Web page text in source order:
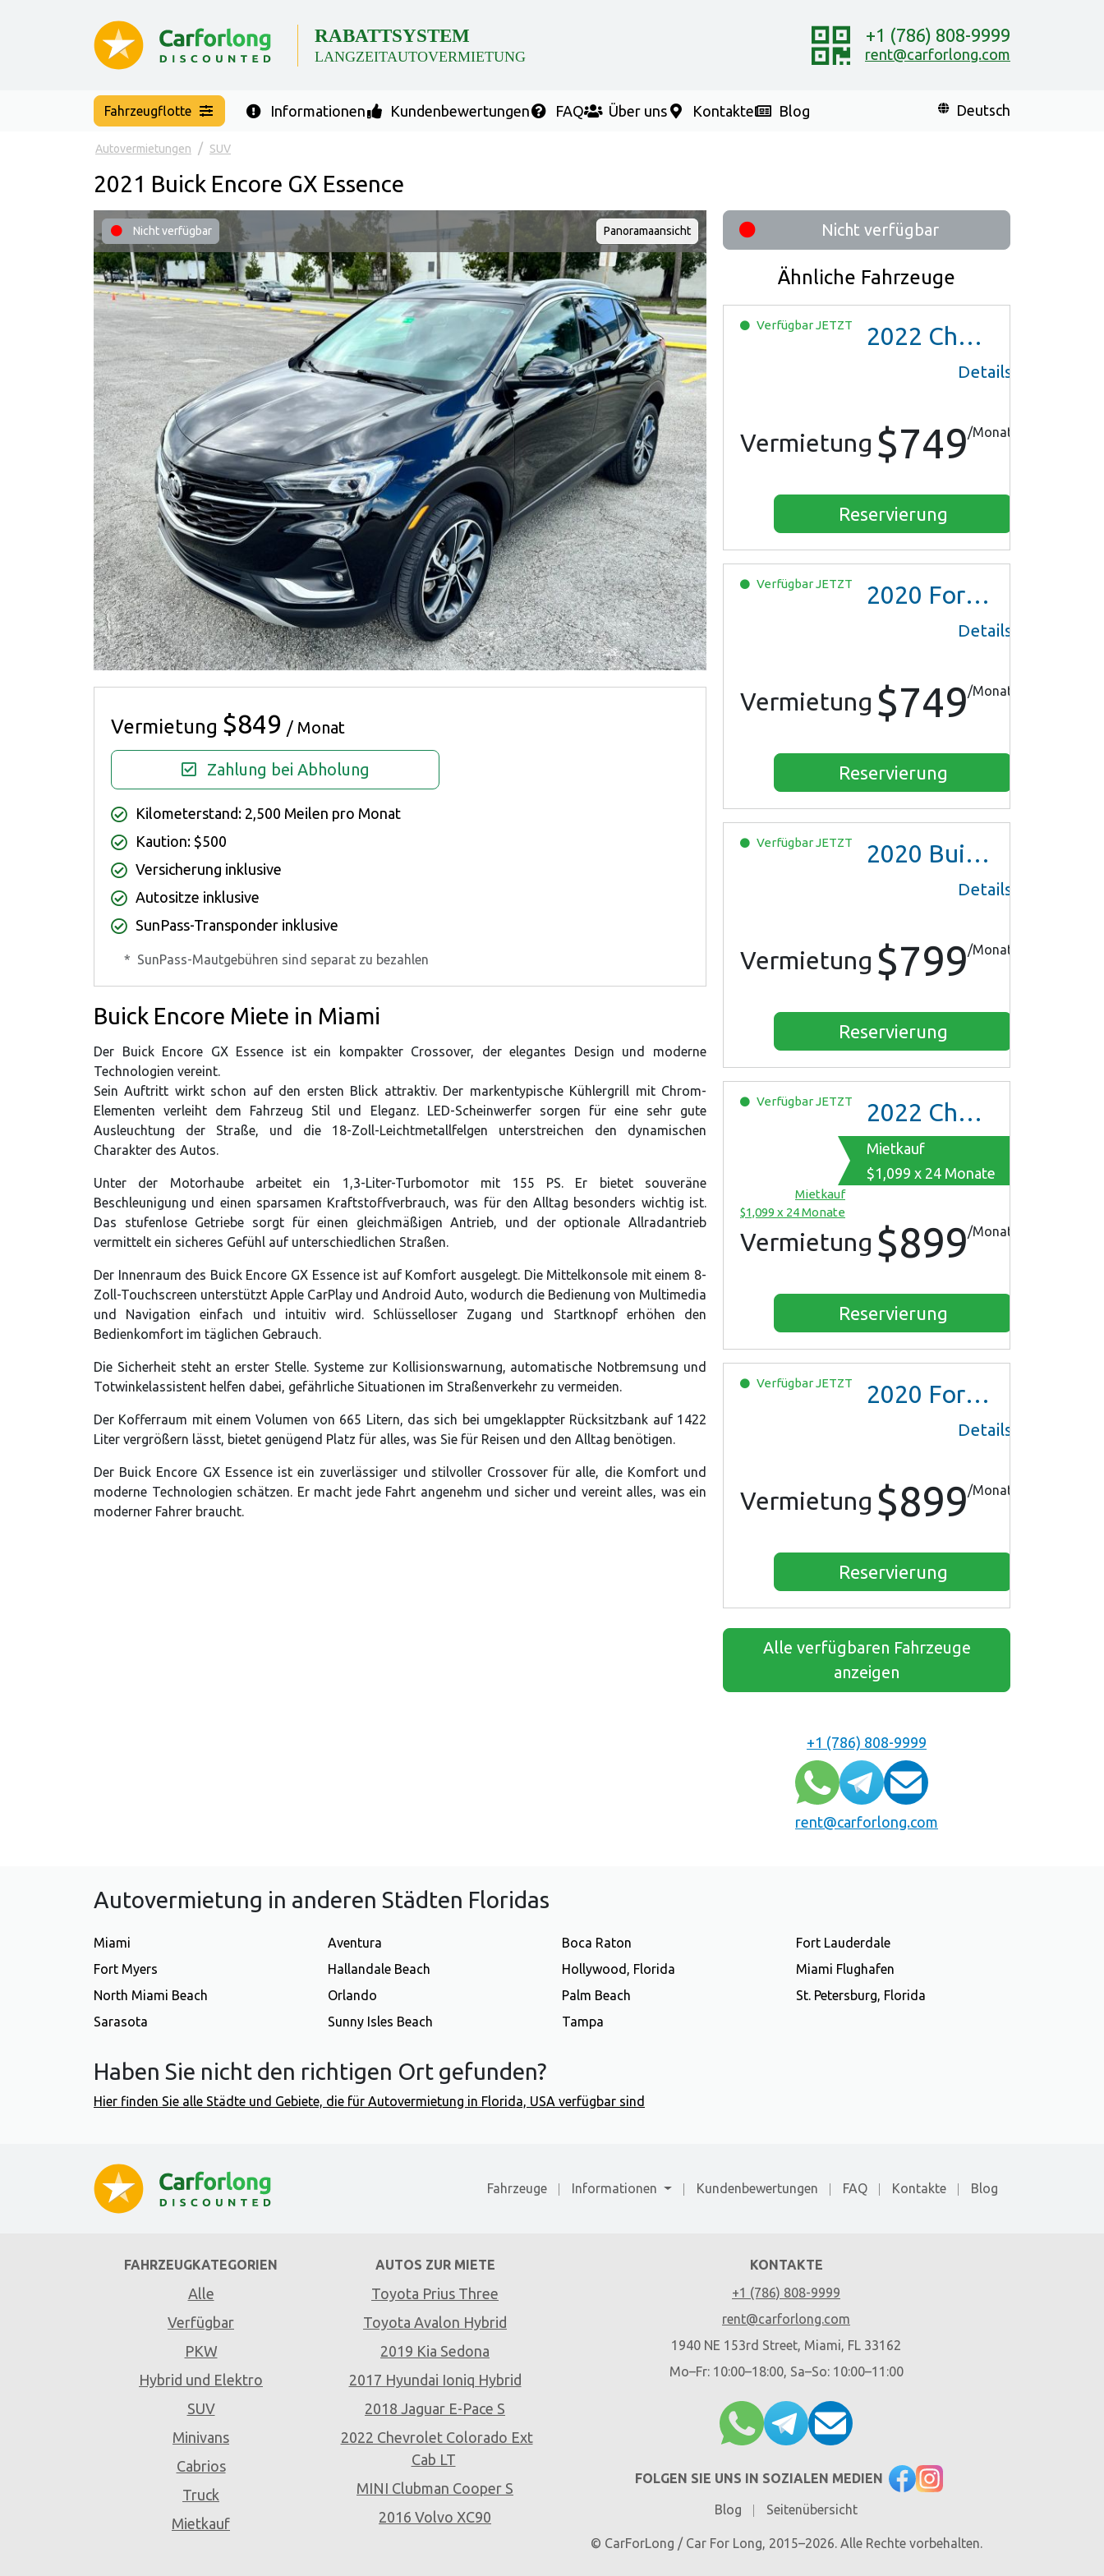
RABATTSYSTEM
LANGZEITAUTOVERMIETUNG
+1 (786) 808-9999
rent@carforlong.com
Fahrzeugflotte Informationen Kundenbewertungen FAQ Über uns Kontakte Blog Deutsch
Autovermietungen SUV
2021 Buick Encore GX Essence
Panoramaansicht
Nicht verfügbar Nicht verfügbar
Ähnliche Fahrzeuge
VerfügbarJETZT 2022 Chevrolet Trax LS
Details
Vermietung $749/Monat
Reservierung
VerfügbarJETZT 2020 Ford EcoSport
Details
Vermietung $749/Monat
Reservierung
VerfügbarJETZT 2020 Buick Encore Preferred
Details
Vermietung $799/Monat
Reservierung
VerfügbarJETZT 2022 Chevrolet Equinox
Mietkauf
$1,099 x 24 Monate
Mietkauf
$1,099 x 24 Monate
Vermietung $899/Monat
Reservierung
VerfügbarJETZT 2020 Ford Escape SE
Details
Vermietung $899/Monat
Reservierung
Alle verfügbaren Fahrzeuge
anzeigen
+1 (786) 808-9999
rent@carforlong.com
Vermietung $849 / Monat
Zahlung bei Abholung
Kilometerstand: 2,500 Meilen pro Monat
Kaution: $500
Versicherung inklusive
Autositze inklusive
SunPass-Transponder inklusive
* SunPass-Mautgebühren sind separat zu bezahlen
Buick Encore Miete in Miami
Der Buick Encore GX Essence ist ein kompakter Crossover, der elegantes Design und moderne
Technologien vereint.
Sein Auftritt wirkt schon auf den ersten Blick attraktiv. Der markentypische Kühlergrill mit Chrom-
Elementen verleiht dem Fahrzeug Stil und Eleganz. LED-Scheinwerfer sorgen für eine sehr gute
Ausleuchtung der Straße, und die 18-Zoll-Leichtmetallfelgen unterstreichen den dynamischen
Charakter des Autos.
Unter der Motorhaube arbeitet ein 1,3-Liter-Turbomotor mit 155 PS. Er bietet souveräne
Beschleunigung und einen sparsamen Kraftstoffverbrauch, was für den Alltag besonders wichtig ist.
Das stufenlose Getriebe sorgt für einen gleichmäßigen Antrieb, und der optionale Allradantrieb
vermittelt ein sicheres Gefühl auf unterschiedlichen Straßen.
Der Innenraum des Buick Encore GX Essence ist auf Komfort ausgelegt. Die Mittelkonsole mit einem 8-
Zoll-Touchscreen unterstützt Apple CarPlay und Android Auto, wodurch die Bedienung von Multimedia
und Navigation einfach und intuitiv wird. Schlüsselloser Zugang und Startknopf erhöhen den
Bedienkomfort im täglichen Gebrauch.
Die Sicherheit steht an erster Stelle. Systeme zur Kollisionswarnung, automatische Notbremsung und
Totwinkelassistent helfen dabei, gefährliche Situationen im Straßenverkehr zu vermeiden.
Der Kofferraum mit einem Volumen von 665 Litern, das sich bei umgeklappter Rücksitzbank auf 1422
Liter vergrößern lässt, bietet genügend Platz für alles, was Sie für Reisen und den Alltag benötigen.
Der Buick Encore GX Essence ist ein zuverlässiger und stilvoller Crossover für alle, die Komfort und
moderne Technologien schätzen. Er macht jede Fahrt angenehm und sicher und vereint alles, was ein
moderner Fahrer braucht.
Autovermietung in anderen Städten Floridas
Miami Aventura Boca Raton
Fort Lauderdale
Fort Myers
Hallandale Beach Hollywood, Florida
Miami Flughafen
North Miami Beach
Orlando Palm Beach
St. Petersburg, Florida
Sarasota
Sunny Isles Beach Tampa
Haben Sie nicht den richtigen Ort gefunden?
Hier finden Sie alle Städte und Gebiete, die für Autovermietung in Florida, USA verfügbar sind
Fahrzeuge Informationen Kundenbewertungen FAQ Kontakte Blog
FAHRZEUGKATEGORIEN
Alle
Verfügbar
PKW
Hybrid und Elektro
SUV
Minivans
Cabrios
Truck
Mietkauf
AUTOS ZUR MIETE
Toyota Prius Three
Toyota Avalon Hybrid
2019 Kia Sedona
2017 Hyundai Ioniq Hybrid
2018 Jaguar E-Pace S
2022 Chevrolet Colorado Ext
Cab LT
MINI Clubman Cooper S
2016 Volvo XC90
KONTAKTE
+1 (786) 808-9999
rent@carforlong.com
1940 NE 153rd Street, Miami, FL 33162
Mo–Fr: 10:00–18:00, Sa–So: 10:00–11:00
FOLGEN SIE UNS IN SOZIALEN MEDIEN
Blog Seitenübersicht
© CarForLong / Car For Long, 2015–2026. Alle Rechte vorbehalten.